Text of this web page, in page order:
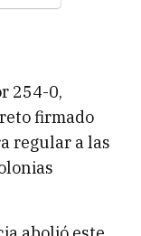
254-0,
firmado
regular a las